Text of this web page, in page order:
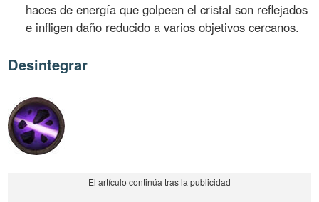
haces de energía que golpeen el cristal son reflejados
e infligen daño reducido a varios objetivos cercanos.
Desintegrar